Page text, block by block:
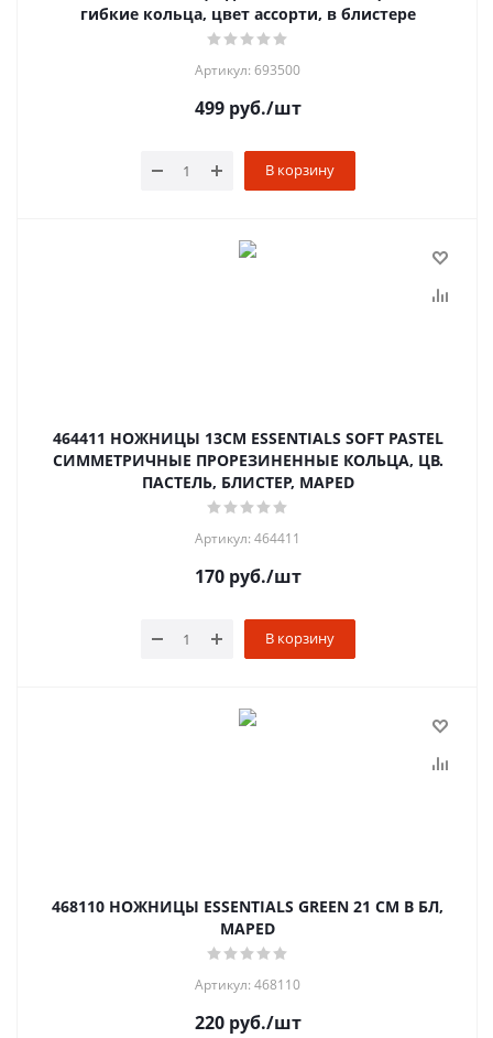
гибкие кольца, цвет ассорти, в блистере
Артикул: 693500
499руб./шт
В корзину
464411 НОЖНИЦЫ 13СМ ESSENTIALS SOFT PASTEL
СИММЕТРИЧНЫЕ ПРОРЕЗИНЕННЫЕ КОЛЬЦА, ЦВ.
ПАСТЕЛЬ, БЛИСТЕР, MAPED
Артикул: 464411
170руб./шт
В корзину
468110 НОЖНИЦЫ ESSENTIALS GREEN 21 СМ В БЛ,
MAPED
Артикул: 468110
220руб./шт